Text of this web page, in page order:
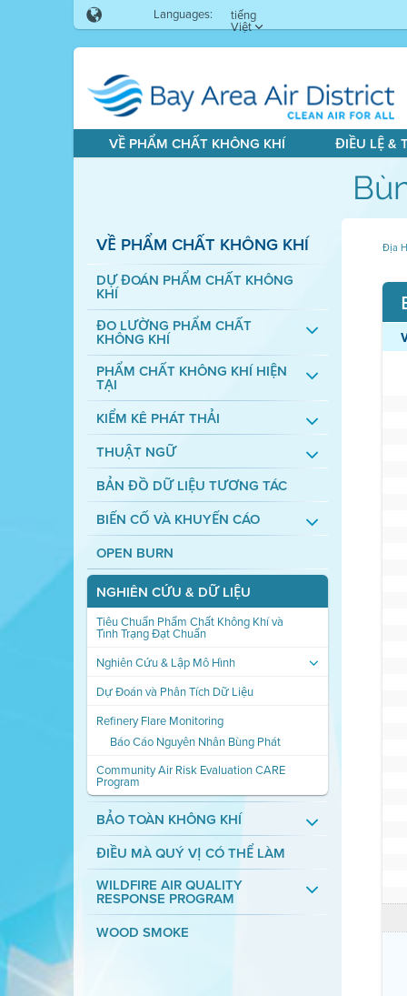
Languages: tiếng
Việt
VỀ PHẨM CHẤT KHÔNG KHÍ ĐIỀU LỆ &
VỀ PHẨM CHẤT KHÔNG KHÍ
DỰ ĐOÁN PHẨM CHẤT KHÔNG
KHÍ
ĐO LƯỜNG PHẨM CHẤT
KHÔNG KHÍ
PHẨM CHẤT KHÔNG KHÍ HIỆN
TẠI
KIỂM KÊ PHÁT THẢI
THUẬT NGỮ
BẢN ĐỒ DỮ LIỆU TƯƠNG TÁC
BIẾN CỐ VÀ KHUYẾN CÁO
OPEN BURN
NGHIÊN CỨU & DỮ LIỆU
Tiêu Chuẩn Phẩm Chất Không Khí và
Tình Trạng Đạt Chuẩn
Nghiên Cứu & Lập Mô Hình
Dự Đoán và Phân Tích Dữ Liệu
Refinery Flare Monitoring
Báo Cáo Nguyên Nhân Bùng Phát
Community Air Risk Evaluation CARE
Program
BẢO TOÀN KHÔNG KHÍ
ĐIỀU MÀ QUÝ VỊ CÓ THỂ LÀM
WILDFIRE AIR QUALITY
RESPONSE PROGRAM
WOOD SMOKE
Địa